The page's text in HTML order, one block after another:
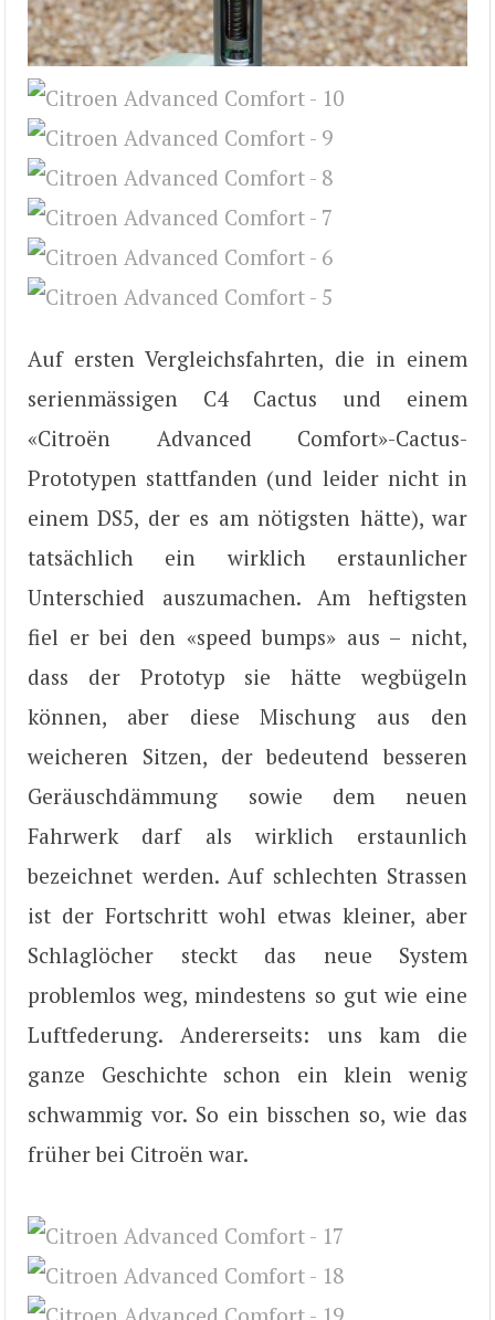
Auf ersten Vergleichsfahrten, die in einem
serienmässigen C4 Cactus und einem
«Citroën Advanced Comfort»-Cactus-
Prototypen stattfanden (und leider nicht in
einem DS5, der es am nötigsten hätte), war
tatsächlich ein wirklich erstaunlicher
Unterschied auszumachen. Am heftigsten
fiel er bei den «speed bumps» aus – nicht,
dass der Prototyp sie hätte wegbügeln
können, aber diese Mischung aus den
weicheren Sitzen, der bedeutend besseren
Geräuschdämmung sowie dem neuen
Fahrwerk darf als wirklich erstaunlich
bezeichnet werden. Auf schlechten Strassen
ist der Fortschritt wohl etwas kleiner, aber
Schlaglöcher steckt das neue System
problemlos weg, mindestens so gut wie eine
Luftfederung. Andererseits: uns kam die
ganze Geschichte schon ein klein wenig
schwammig vor. So ein bisschen so, wie das
früher bei Citroën war.